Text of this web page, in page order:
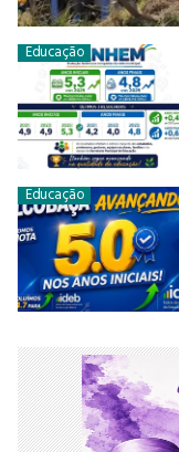
Educação
Educação